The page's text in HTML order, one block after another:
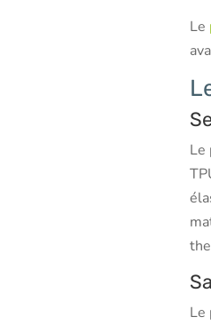
Le
Le
Le